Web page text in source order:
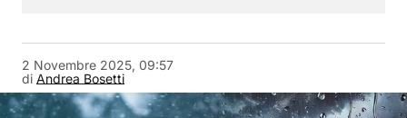
di Andrea Bosetti
2 Novembre 2025, 09:57